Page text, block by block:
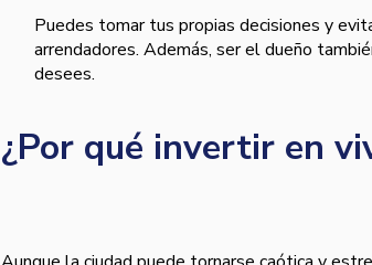
Puedes tomar tus propias decisiones y
arrendadores. Además, ser el dueño
desees.
¿Por qué invertir en